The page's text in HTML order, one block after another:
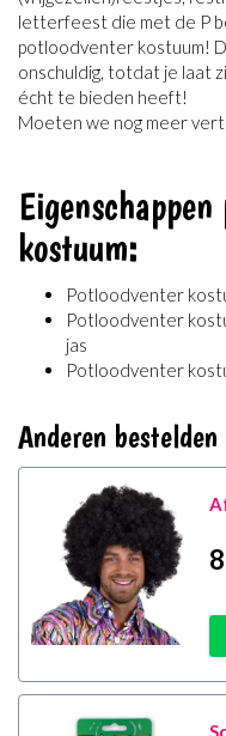
letterfeest die met de P
potloodventer kostuum!
onschuldig, totdat je laat
écht te bieden heeft!
Moeten we nog meer
kostuum:
Potloodventer
Potloodventer
jas
Potloodventer
Anderen
8